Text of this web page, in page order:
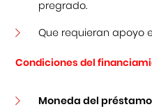
pregrado.
Que requieran apoyo
Condiciones del
Moneda del